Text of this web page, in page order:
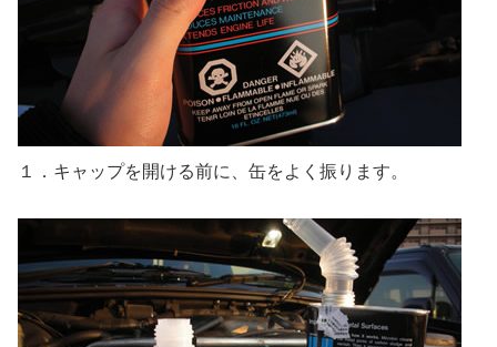
１．キャップを開ける前に、缶をよく振ります。